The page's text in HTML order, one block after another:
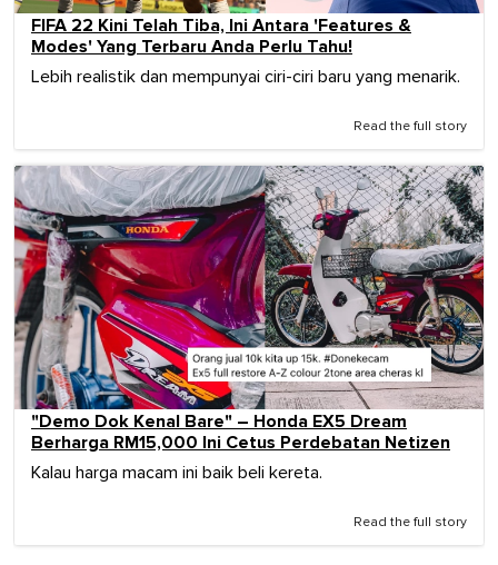
FIFA 22 Kini Telah Tiba, Ini Antara 'Features &
Modes' Yang Terbaru Anda Perlu Tahu!
Lebih realistik dan mempunyai ciri-ciri baru yang menarik.
Read the full story
"Demo Dok Kenal Bare" – Honda EX5 Dream
Berharga RM15,000 Ini Cetus Perdebatan Netizen
Kalau harga macam ini baik beli kereta.
Read the full story